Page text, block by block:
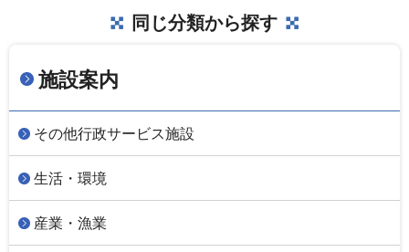
同じ分類から探す
施設案内
その他行政サービス施設
生活・環境
産業・漁業